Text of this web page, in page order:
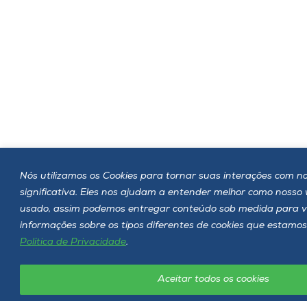
Nós utilizamos os Cookies para tornar suas interações com
significativa. Eles nos ajudam a entender melhor como nosso
usado, assim podemos entregar conteúdo sob medida para
informações sobre os tipos diferentes de cookies que
Política de Privacidade.
Aceitar todos os cookies